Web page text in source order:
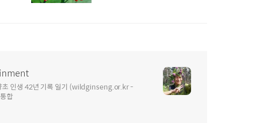
초 인생 42년 기록 일기 (wildginseng.or.kr -
합